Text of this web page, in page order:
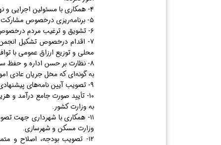
۴- همکاری با مسئولین اجرایی و نهادها و سازمان‌های مملکتی در زمینه‌های مختلف اجتماعی، فرهنگی، آموزشی، اقتصادی و عمرانی بنا به درخواست آنان.
۵- برنامه‌ریزی درخصوص مشارکت مردم در انجام خدمات اجتماعی، اقتصادی، عمرانی، فرهنگی، آموزشی و سایر امور رفاهی با موافقت دستگاه‌های ذیربط.
۶- تشویق و ترغیب مردم درخصوص گسترش مراکز تفریحی ورزشی و فرهنگی با هماهنگی دستگاه‌های ذیربط.
۷- اقدام درخصوص تشکیل
محلی و توزیع ارزاق عمومی با
۸- نظارت بر حسن اداره و حفظ
به گونه‌ای که مخل جریان عادی
۹- تصویب آیین نامه‌های پیشنهادی شهرداری پس از رسیدگی به آن‌ها با رعایت دستورالعمل‌های وزارت کشور.
۱۰- تأیید صورت جامع درآمد و
به وزارت کشور.
۱۱- همکاری با شهرداری جهت
وزارت مسکن و شهرسازی.
۱۲- تصویب بودجه، اصلاح و